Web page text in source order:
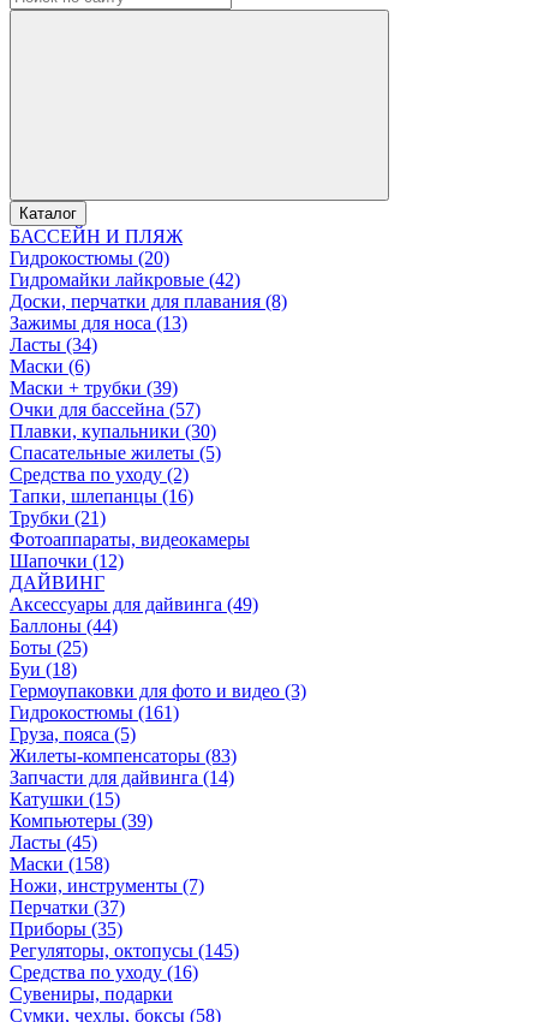
Каталог
БАССЕЙН И ПЛЯЖ
Гидрокостюмы (20)
Гидромайки лайкровые (42)
Доски, перчатки для плавания (8)
Зажимы для носа (13)
Ласты (34)
Маски (6)
Маски + трубки (39)
Очки для бассейна (57)
Плавки, купальники (30)
Спасательные жилеты (5)
Средства по уходу (2)
Тапки, шлепанцы (16)
Трубки (21)
Фотоаппараты, видеокамеры
Шапочки (12)
ДАЙВИНГ
Аксессуары для дайвинга (49)
Баллоны (44)
Боты (25)
Буи (18)
Гермоупаковки для фото и видео (3)
Гидрокостюмы (161)
Груза, пояса (5)
Жилеты-компенсаторы (83)
Запчасти для дайвинга (14)
Катушки (15)
Компьютеры (39)
Ласты (45)
Маски (158)
Ножи, инструменты (7)
Перчатки (37)
Приборы (35)
Регуляторы, октопусы (145)
Средства по уходу (16)
Сувениры, подарки
Сумки, чехлы, боксы (58)